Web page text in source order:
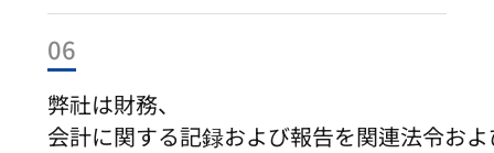
06
弊社は財務、
会計に関する記録および報告を関連法令お